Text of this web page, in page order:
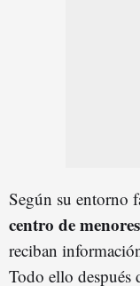
Según su entorno
centro de
reciban
Todo ello después